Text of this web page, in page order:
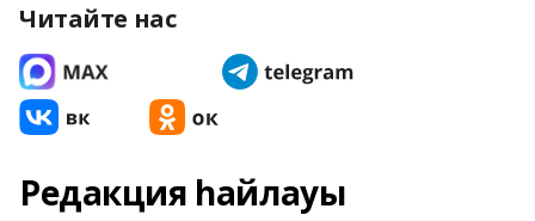
Читайте нас
Редакция һайлауы